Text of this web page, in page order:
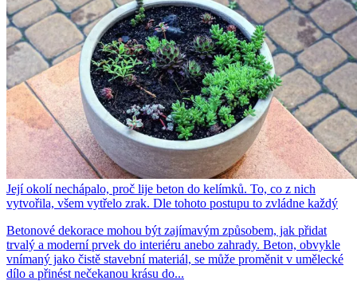
Její okolí nechápalo, proč lije beton do kelímků. To, co z nich
vytvořila, všem vytřelo zrak. Dle tohoto postupu to zvládne každý
Betonové dekorace mohou být zajímavým způsobem, jak přidat
trvalý a moderní prvek do interiéru anebo zahrady. Beton, obvykle
vnímaný jako čistě stavební materiál, se může proměnit v umělecké
dílo a přinést nečekanou krásu do...